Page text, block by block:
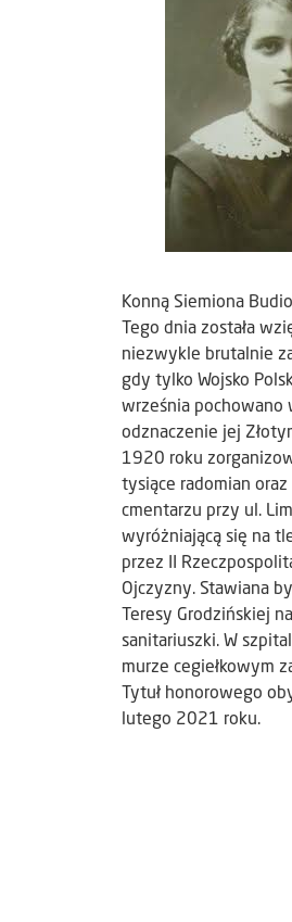
Konną Siemiona
Tego dnia została
niezwykle brutalnie
gdy tylko Wojsko
września pochowano
odznaczenie jej
1920 roku
tysiące radomian
cmentarzu przy ul.
wyróżniającą się na
przez II
Ojczyzny. Stawiana
Teresy Grodzińskiej
sanitariuszki. W
murze cegiełkowym
Tytuł honorowego
lutego 2021 roku.